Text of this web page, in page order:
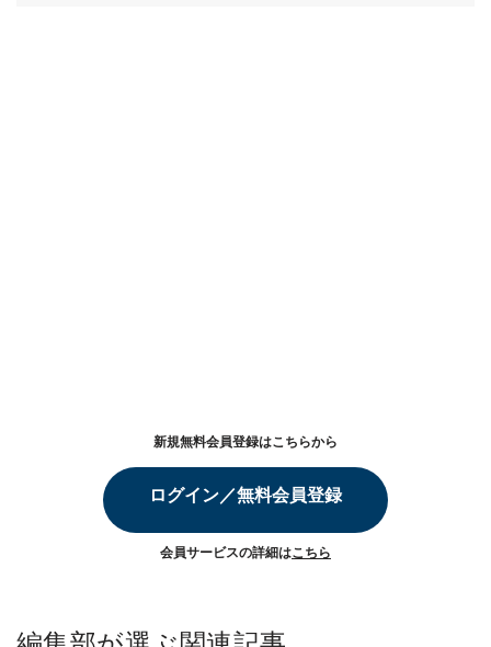
新規無料会員登録はこちらから
ログイン／無料会員登録
会員サービスの詳細はこちら